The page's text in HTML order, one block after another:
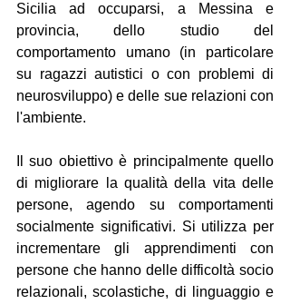
Sicilia ad occuparsi, a Messina e
provincia, dello studio del
comportamento umano (in particolare
su ragazzi autistici o con problemi di
neurosviluppo) e delle sue relazioni con
l'ambiente.
Il suo obiettivo è principalmente quello
di migliorare la qualità della vita delle
persone, agendo su comportamenti
socialmente significativi. Si utilizza per
incrementare gli apprendimenti con
persone che hanno delle difficoltà socio
relazionali, scolastiche, di linguaggio e